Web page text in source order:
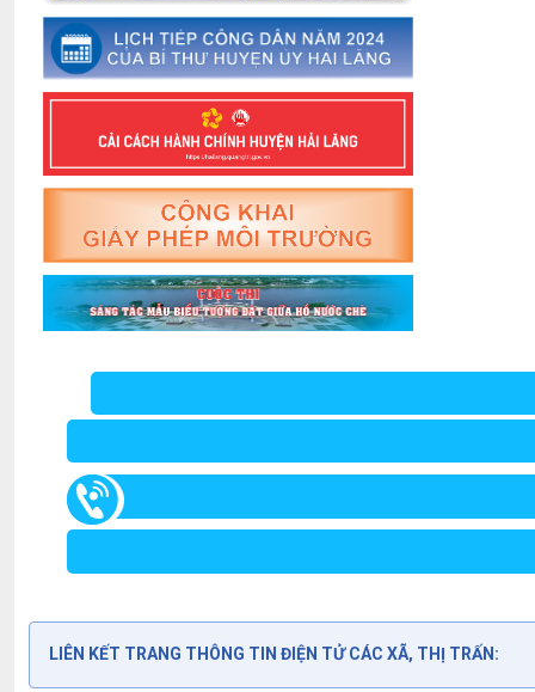
LIÊN KẾT TRANG THÔNG TIN ĐIỆN TỬ CÁC XÃ, THỊ TRẤN: